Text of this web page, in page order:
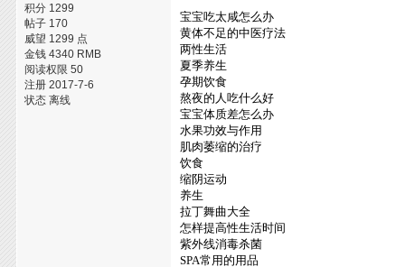
积分 1299
帖子 170
威望 1299 点
金钱 4340 RMB
阅读权限 50
注册 2017-7-6
状态 离线
宝宝吃太咸怎么办
黄体不足的中医疗法
两性生活
夏季养生
孕期饮食
熬夜的人吃什么好
宝宝体质差怎么办
水果功效与作用
肌肉萎缩的治疗
饮食
缩阴运动
养生
拉丁舞曲大全
怎样提高性生活时间
紫外线消毒杀菌
SPA常用的用品